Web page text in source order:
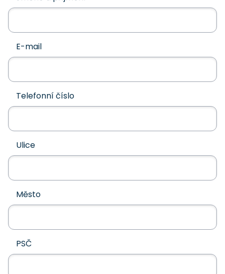
E-mail
Telefonní číslo
Ulice
Město
PSČ